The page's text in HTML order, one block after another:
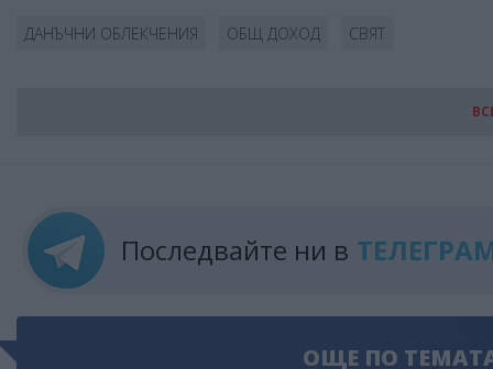
ДАНЪЧНИ ОБЛЕКЧЕНИЯ ОБЩ ДОХОД СВЯТ
Последвайте ни в
ОЩЕ ПО